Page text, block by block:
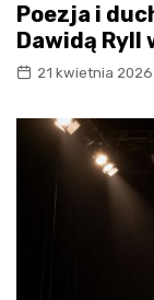
Poezja i
Dawidą Ryll
21 kwietnia 2026